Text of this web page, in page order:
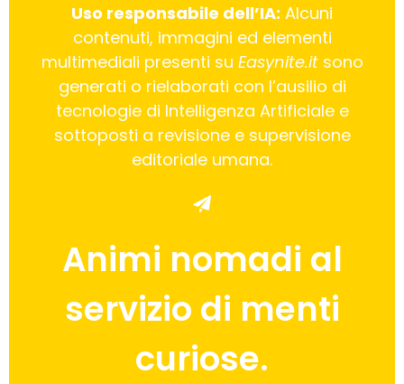
Uso responsabile dell’IA: Alcuni
contenuti, immagini ed elementi
multimediali presenti su Easynite.itsono
generati o rielaborati con l’ausilio di
tecnologie di Intelligenza Artificiale e
sottoposti a revisione e supervisione
editoriale umana.
Animi nomadi al
servizio di menti
curiose.